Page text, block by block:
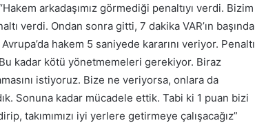
arkadaşımız görmediği penaltıyı verdi. Bizim
verdi. Ondan sonra gitti, 7 dakika VAR’ın başında
hakem 5 saniyede kararını veriyor. Penaltı
kadar kötü yönetmemeleri gerekiyor. Biraz
istiyoruz. Bize ne veriyorsa, onlara da
Sonuna kadar mücadele ettik. Tabi ki 1 puan bizi
takımımızı iyi yerlere getirmeye çalışacağız”